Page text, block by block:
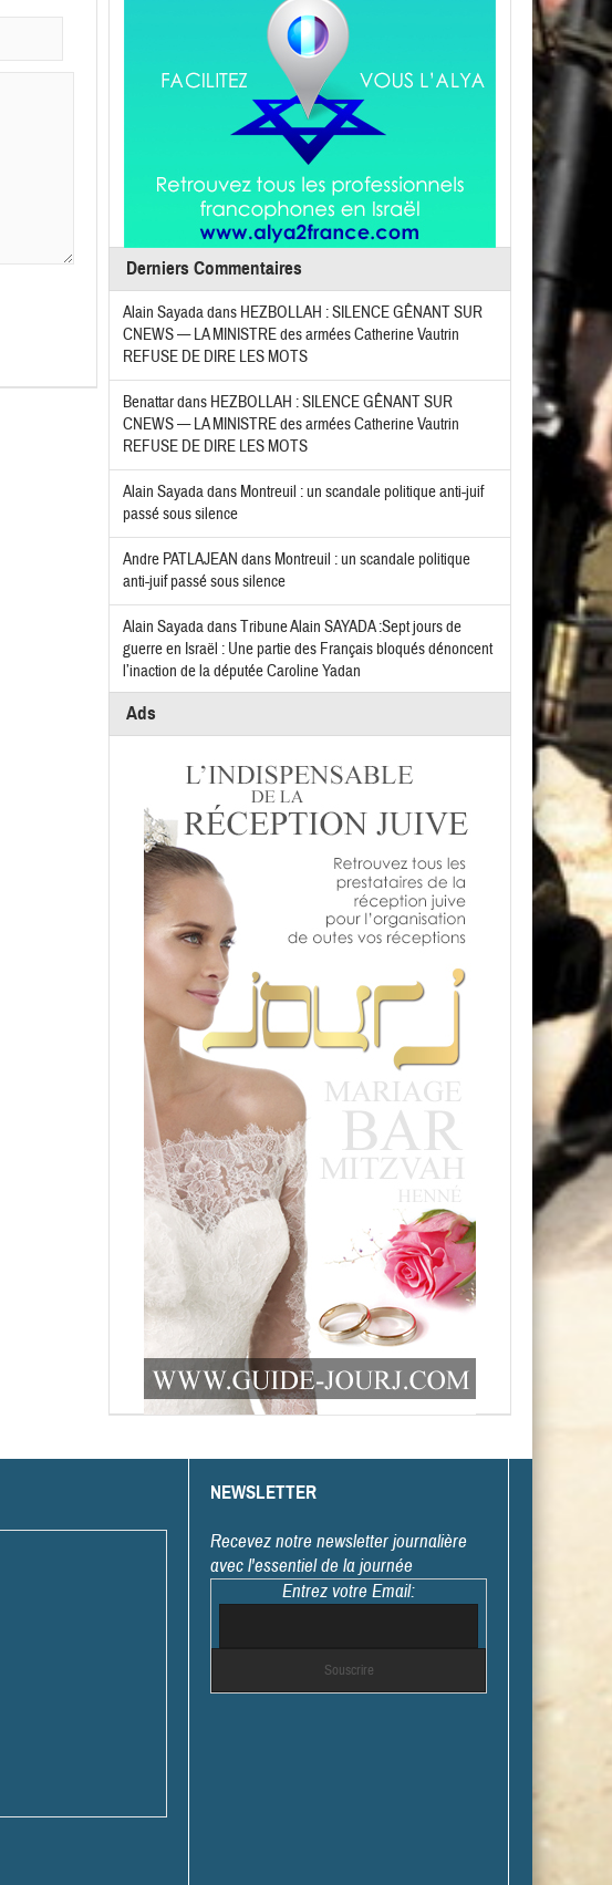
Derniers Commentaires
Alain Sayadadans HEZBOLLAH : SILENCE GÊNANT SUR
CNEWS — LA MINISTRE des armées Catherine Vautrin
REFUSE DE DIRE LES MOTS
Benattardans HEZBOLLAH : SILENCE GÊNANT SUR
CNEWS — LA MINISTRE des armées Catherine Vautrin
REFUSE DE DIRE LES MOTS
Alain Sayadadans Montreuil : un scandale politique anti-juif
passé sous silence
Andre PATLAJEAN dans Montreuil : un scandale politique
anti-juif passé sous silence
Alain SayadadansTribune Alain SAYADA :Sept jours de
guerre en Israël : Une partie des Français bloqués dénoncent
l’inaction de la députée Caroline Yadan
Ads
NEWSLETTER
Recevez notre newsletter journalière
avec l'essentiel de la journée
Entrez votre Email: